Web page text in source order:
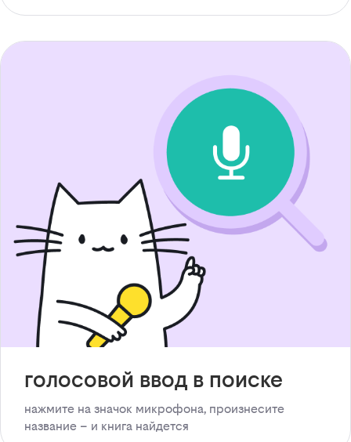
голосовой ввод в поиске
нажмите на значок микрофона, произнесите
название – и книга найдется